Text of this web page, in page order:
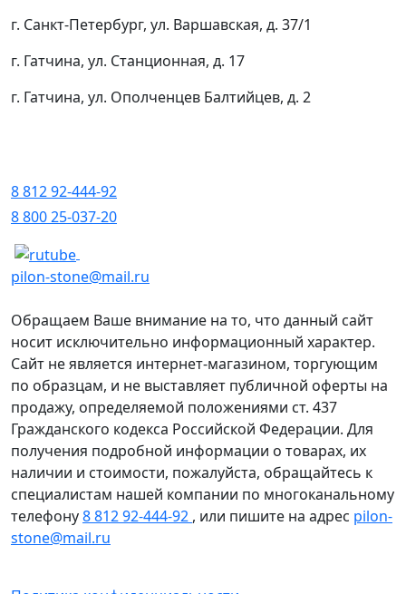
г. Санкт-Петербург, ул. Варшавская, д. 37/1
г. Гатчина, ул. Станционная, д. 17
г. Гатчина, ул. Ополченцев Балтийцев, д. 2
8 812 92-444-92
8 800 25-037-20
pilon-stone@mail.ru
Обращаем Ваше внимание на то, что данный сайт
носит исключительно информационный характер.
Сайт не является интернет-магазином, торгующим
по образцам, и не выставляет публичной оферты на
продажу, определяемой положениями ст. 437
Гражданского кодекса Российской Федерации. Для
получения подробной информации о товарах, их
наличии и стоимости, пожалуйста, обращайтесь к
специалистам нашей компании по многоканальному
телефону8 812 92-444-92 , или пишите на адрес pilon-
stone@mail.ru